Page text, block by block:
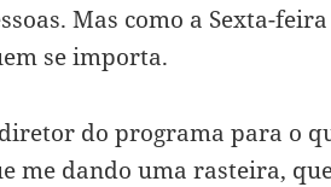
Mas como a Sexta-
se importa.
do programa para o
me dando uma rasteira,